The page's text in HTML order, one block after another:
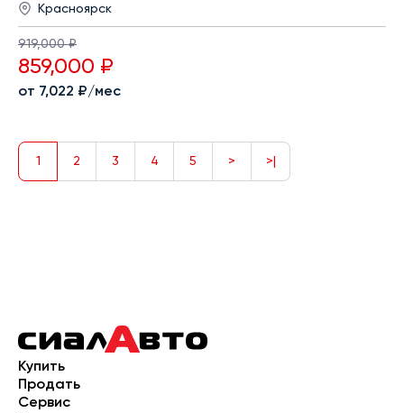
Красноярск
919,000 ₽
859,000 ₽
от 7,022 ₽/мес
1 2 3 4 5 > >|
Купить
Продать
Сервис